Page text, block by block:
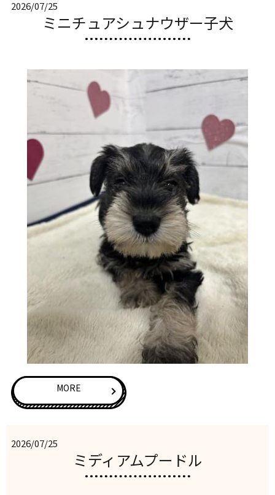
2026/07/25
ミニチュアシュナウザー子犬
MORE
2026/07/25
ミディアムプードル